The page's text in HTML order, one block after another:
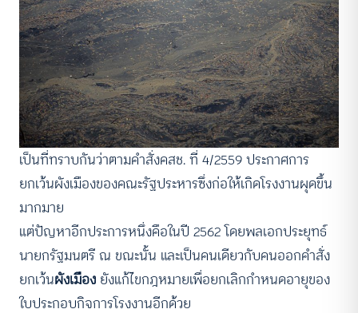
เป็นที่ทราบกันว่าตามคำสั่งคสช. ที่ 4/2559 ประกาศการ
ยกเว้นผังเมืองของคณะรัฐประหารซึ่งก่อให้เกิดโรงงานผุดขึ้น
มากมาย
แต่ปัญหาอีกประการหนึ่งคือในปี 2562 โดยพลเอกประยุทธ์
นายกรัฐมนตรี ณ ขณะนั้น และเป็นคนเดียวกับคนออกคำสั่ง
ยกเว้นผังเมือง ยังแก้ไขกฎหมายเพื่อยกเลิกกำหนดอายุของ
ใบประกอบกิจการโรงงานอีกด้วย